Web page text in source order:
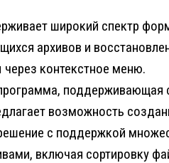
широкий спектр
архивов и
контекстное меню.
поддерживающая
возможность
с поддержкой
включая сортировку